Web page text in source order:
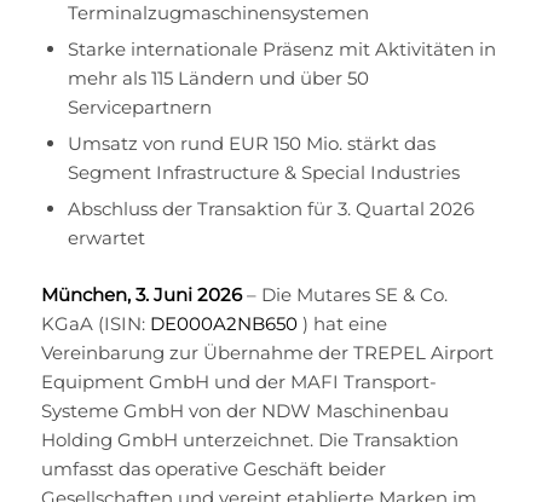
Terminalzugmaschinensystemen
Starke internationale Präsenz mit Aktivitäten in
mehr als 115 Ländern und über 50
Servicepartnern
Umsatz von rund EUR 150 Mio. stärkt das
Segment Infrastructure & Special Industries
Abschluss der Transaktion für 3. Quartal 2026
erwartet
München, 3. Juni 2026– Die Mutares SE & Co.
KGaA (ISIN:DE000A2NB650) hat eine
Vereinbarung zur Übernahme der TREPEL Airport
Equipment GmbH und der MAFI Transport-
Systeme GmbH von der NDW Maschinenbau
Holding GmbH unterzeichnet. Die Transaktion
umfasst das operative Geschäft beider